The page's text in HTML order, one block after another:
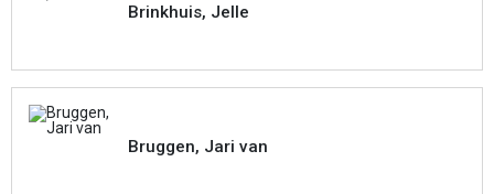
Brinkhuis, Jelle
Bruggen, Jari van